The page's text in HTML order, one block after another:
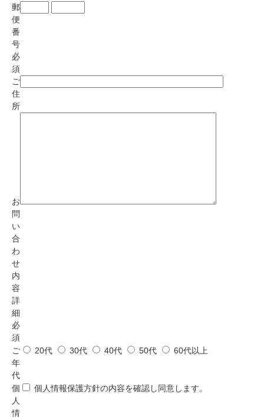
郵
便
番
号
必
須
ご
住
所
お
問
い
合
わ
せ
内
容
詳
細
必
須
ご
年
代
20代 30代 40代 50代 60代以上
個
人
情
個人情報保護方針の内容を確認し同意します。